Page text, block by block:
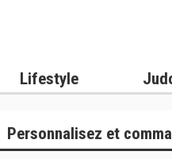
Lifestyle
Personnalisez et